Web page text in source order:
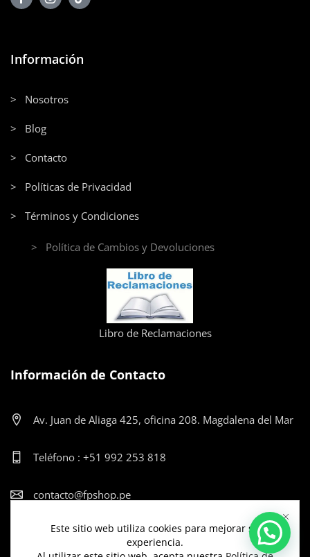
Este sitio web utiliza cookies para mejorar su
experiencia.
Información
> Nosotros
> Blog
> Contacto
> Políticas de Privacidad
> Términos y Condiciones
> Política de Cambios y Devoluciones
Libro de Reclamaciones
Información de Contacto
Av. Juan de Aliaga 425, oficina 208. Magdalena del Mar
Teléfono : +51 992 253 818
contacto@fpshop.pe
Lun-Vier: 9:00am - 12:00pm y de 2:00pm - 5:30pm